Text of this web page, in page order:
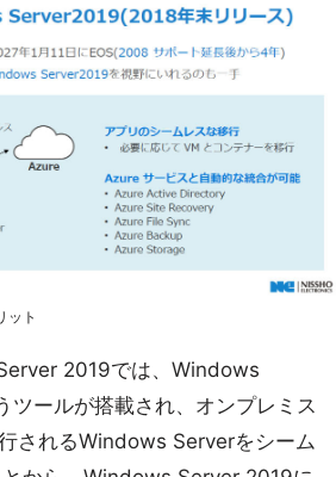
ット
2019では、Windows
ールが搭載され、オンプレミス
されるWindows Serverをシーム